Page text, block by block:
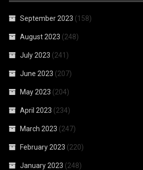
September 2023 (158)
August 2023 (248)
July 2023 (241)
June 2023 (207)
May 2023 (204)
April 2023 (234)
March 2023 (247)
February 2023 (220)
January 2023 (248)